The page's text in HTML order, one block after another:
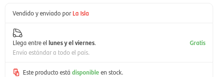
Vendido y enviado por La Isla
Llega entre el lunes y el viernes.
Envío estándar a todo el país.
Gratis
Este producto está disponible en stock.